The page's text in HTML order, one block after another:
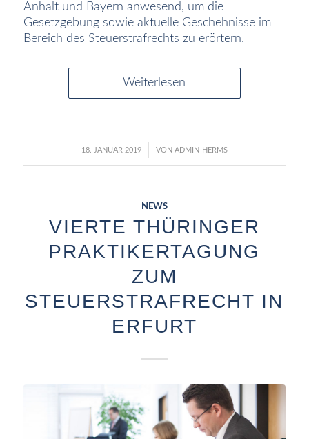
Anhalt und Bayern anwesend, um die
Gesetzgebung sowie aktuelle Geschehnisse im
Bereich des Steuerstrafrechts zu erörtern.
Weiterlesen
18. JANUAR 2019
/ VON ADMIN-HERMS
NEWS
VIERTE THÜRINGER
PRAKTIKERTAGUNG
ZUM
STEUERSTRAFRECHT IN
ERFURT